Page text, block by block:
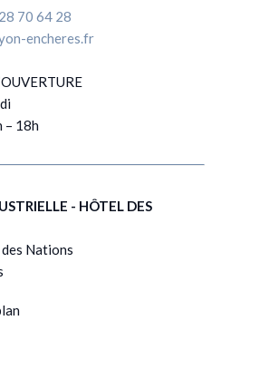
70 64 28
encheres.fr
– 18h
- HÔTEL DES
Nations